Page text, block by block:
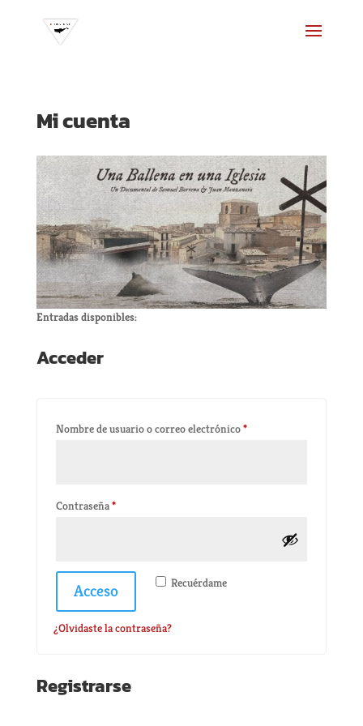
Mi cuenta
Entradas disponibles:
Acceder
Nombre de usuario o correo electrónico*Obligatorio
Contraseña*Obligatorio
Recuérdame
Acceso
¿Olvidaste la contraseña?
Registrarse